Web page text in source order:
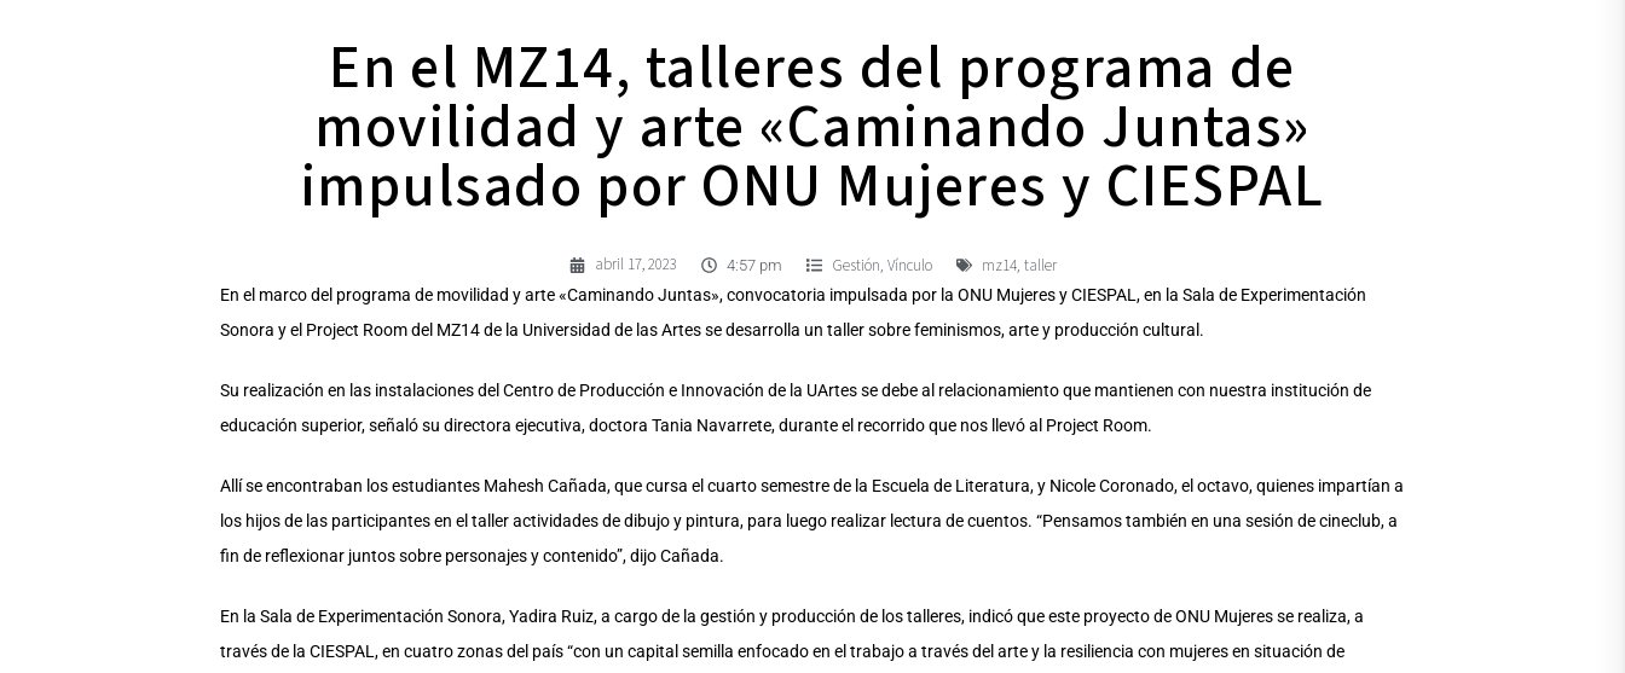
En el MZ14, talleres del programa de
movilidad y arte «Caminando Juntas»
impulsado por ONU Mujeres y CIESPAL
abril 17, 2023 4:57 pm Gestión Vínculo mz14, taller
En el marco del programa de movilidad y arte «Caminando Juntas», convocatoria impulsada por la ONU Mujeres y CIESPAL, en la Sala de Experimentación
Sonora y el Project Room del MZ14 de la Universidad de las Artes se desarrolla un taller sobre feminismos, arte y producción cultural.
Su realización en las instalaciones del Centro de Producción e Innovación de la UArtes se debe al relacionamiento que mantienen con nuestra institución de
educación superior, señaló su directora ejecutiva, doctora Tania Navarrete, durante el recorrido que nos llevó al Project Room.
Allí se encontraban los estudiantes Mahesh Cañada, que cursa el cuarto semestre de la Escuela de Literatura, y Nicole Coronado, el octavo, quienes impartían a
los hijos de las participantes en el taller actividades de dibujo y pintura, para luego realizar lectura de cuentos. “Pensamos también en una sesión de cineclub, a
fin de reflexionar juntos sobre personajes y contenido”, dijo Cañada.
En la Sala de Experimentación Sonora, Yadira Ruiz, a cargo de la gestión y producción de los talleres, indicó que este proyecto de ONU Mujeres se realiza, a
través de la CIESPAL, en cuatro zonas del país “con un capital semilla enfocado en el trabajo a través del arte y la resiliencia con mujeres en situación de